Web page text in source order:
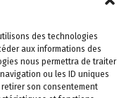
des technologies
aux informations des
nous permettra de traiter
ou les ID uniques
son consentement